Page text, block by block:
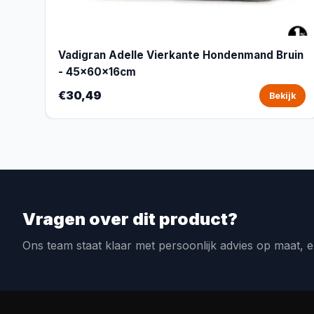
Vadigran Adelle Vierkante Hondenmand Bruin
- 45x60x16cm
€30,49 Bekijk
Vragen over dit product?
Ons team staat klaar met persoonlijk advies op maat,